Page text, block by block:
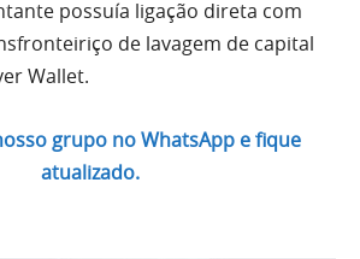
possuía ligação direta com
de lavagem de capital
Wallet.
grupo no WhatsApp e fique
atualizado.